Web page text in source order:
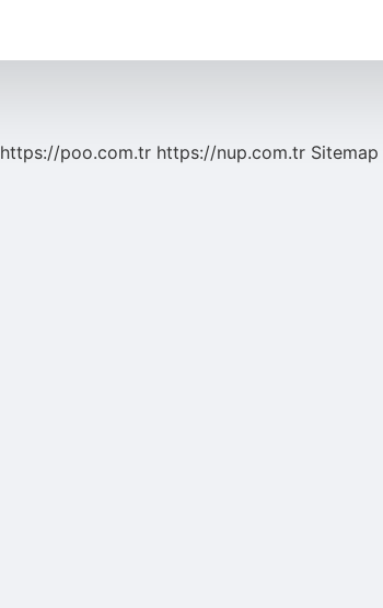
https://poo.com.tr https://nup.com.tr Sitemap